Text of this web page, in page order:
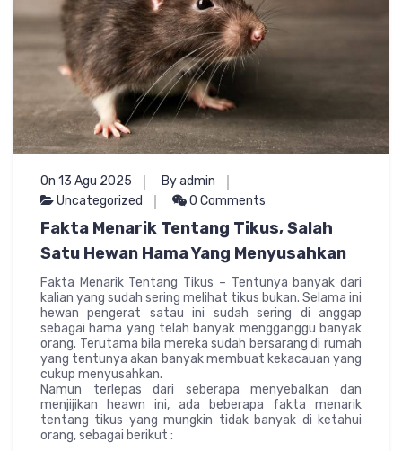
On 13 Agu 2025
By admin
Uncategorized
0 Comments
Fakta Menarik Tentang Tikus, Salah
Satu Hewan Hama Yang Menyusahkan
Fakta Menarik Tentang Tikus – Tentunya banyak dari
kalian yang sudah sering melihat tikus bukan. Selama ini
hewan pengerat satau ini sudah sering di anggap
sebagai hama yang telah banyak mengganggu banyak
orang. Terutama bila mereka sudah bersarang di rumah
yang tentunya akan banyak membuat kekacauan yang
cukup menyusahkan.
Namun terlepas dari seberapa menyebalkan dan
menjijikan heawn ini, ada beberapa fakta menarik
tentang tikus yang mungkin tidak banyak di ketahui
orang, sebagai berikut :